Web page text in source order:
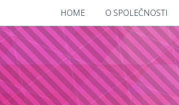
HOME O SPOLEČNOSTI